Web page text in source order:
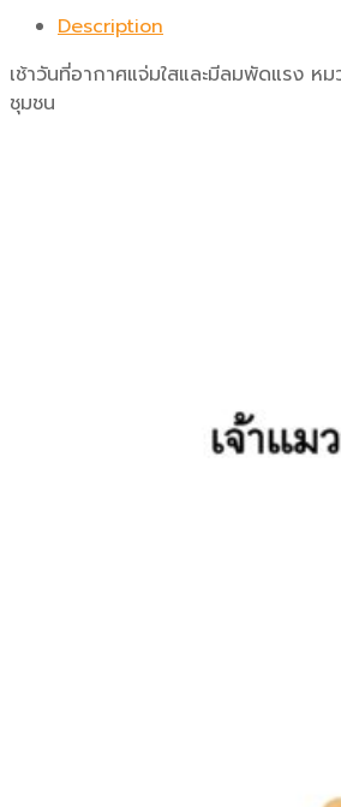
Description
เช้าวันที่อากาศแจ่มใสและมีลมพัดแรง
ชุมชน